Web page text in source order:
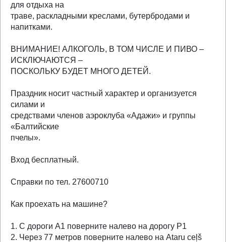
для отдыха на
траве, раскладными креслами, бутербродами и
напитками.
ВНИМАНИЕ! АЛКОГОЛЬ, В ТОМ ЧИСЛЕ И ПИВО –
ИСКЛЮЧАЮТСЯ –
ПОСКОЛЬКУ БУДЕТ МНОГО ДЕТЕЙ.
Праздник носит частный характер и организуется
силами и
средствами членов аэроклуба «Адажи» и группы
«Балтийские
пчелы».
Вход бесплатный.
Справки по тел. 27600710
Как проехать на машине?
1. С дороги A1 поверните налево на дорогу P1
2. Через 77 метров поверните налево на Ataru ceļš